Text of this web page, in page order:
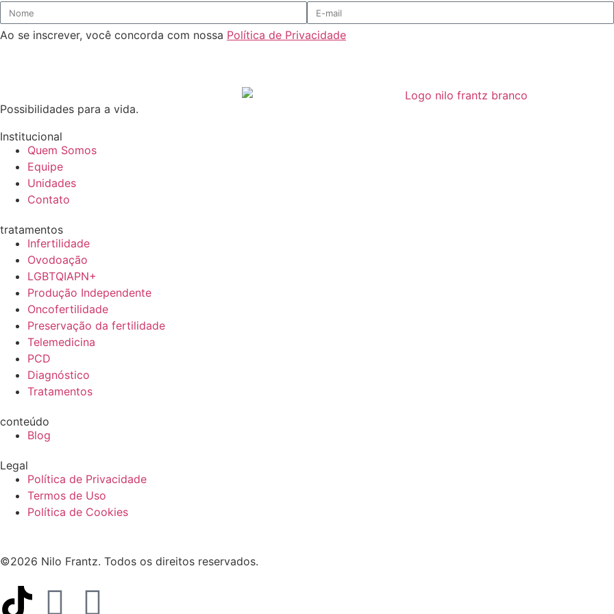
Ao se inscrever, você concorda com nossa Política de Privacidade
Possibilidades para a vida.
Institucional
Quem Somos
Equipe
Unidades
Contato
tratamentos
Infertilidade
Ovodoação
LGBTQIAPN+
Produção Independente
Oncofertilidade
Preservação da fertilidade
Telemedicina
PCD
Diagnóstico
Tratamentos
conteúdo
Blog
Legal
Política de Privacidade
Termos de Uso
Política de Cookies
©2026 Nilo Frantz. Todos os direitos reservados.